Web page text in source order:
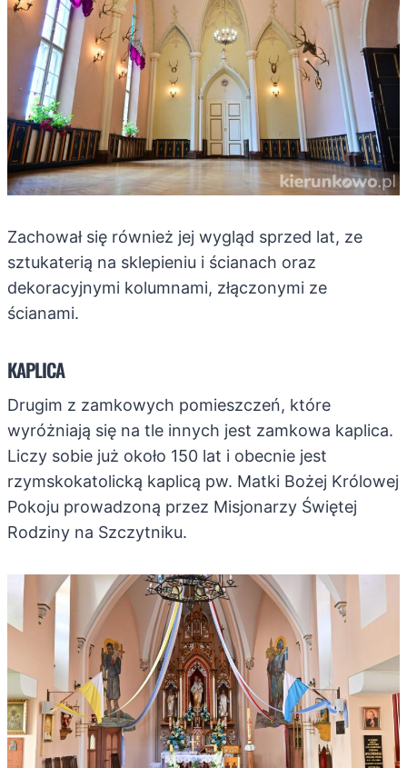
Zachował się również jej wygląd sprzed lat, ze
sztukaterią na sklepieniu i ścianach oraz
dekoracyjnymi kolumnami, złączonymi ze
ścianami.
KAPLICA
Drugim z zamkowych pomieszczeń, które
wyróżniają się na tle innych jest zamkowa kaplica.
Liczy sobie już około 150 lat i obecnie jest
rzymskokatolicką kaplicą pw. Matki Bożej Królowej
Pokoju prowadzoną przez Misjonarzy Świętej
Rodziny na Szczytniku.